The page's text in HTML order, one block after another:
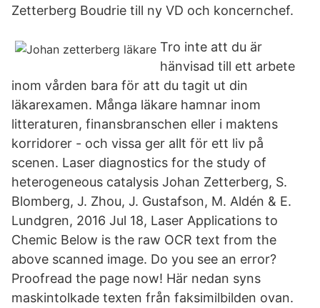
Zetterberg Boudrie till ny VD och koncernchef.
Tro inte att du är
hänvisad till ett arbete
inom vården bara för att du tagit ut din
läkarexamen. Många läkare hamnar inom
litteraturen, finansbranschen eller i maktens
korridorer - och vissa ger allt för ett liv på
scenen. Laser diagnostics for the study of
heterogeneous catalysis Johan Zetterberg, S.
Blomberg, J. Zhou, J. Gustafson, M. Aldén & E.
Lundgren, 2016 Jul 18, Laser Applications to
Chemic Below is the raw OCR text from the
above scanned image. Do you see an error?
Proofread the page now! Här nedan syns
maskintolkade texten från faksimilbilden ovan.